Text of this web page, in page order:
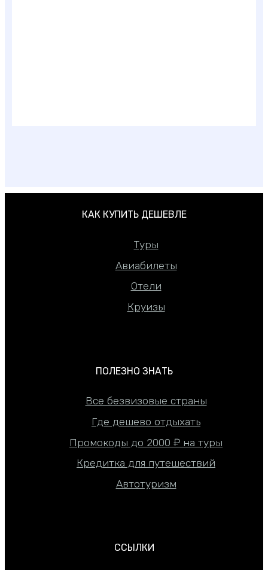
КАК КУПИТЬ ДЕШЕВЛЕ
Туры
Авиабилеты
Отели
Круизы
ПОЛЕЗНО ЗНАТЬ
Все безвизовые страны
Где дешево отдыхать
Промокоды до 2000 ₽ на туры
Кредитка для путешествий
Автотуризм
ССЫЛКИ